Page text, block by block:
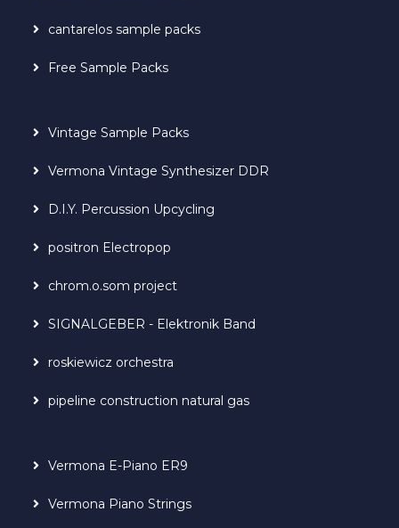
cantarelos sample packs
Free Sample Packs
Vintage Sample Packs
Vermona Vintage Synthesizer DDR
D.I.Y. Percussion Upcycling
positron Electropop
chrom.o.som project
SIGNALGEBER - Elektronik Band
roskiewicz orchestra
pipeline construction natural gas
Vermona E-Piano ER9
Vermona Piano Strings